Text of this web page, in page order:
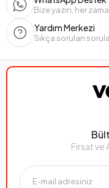
Bize yazın, her
Yardım Merkezi
Sıkça sorulan
Fırsat